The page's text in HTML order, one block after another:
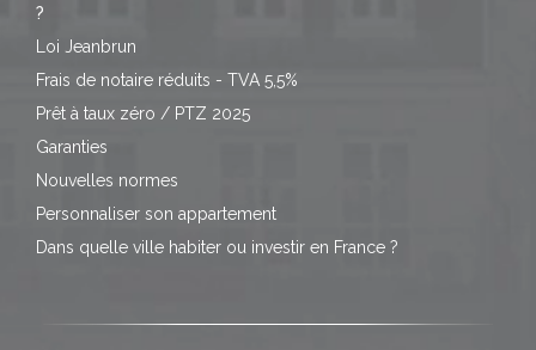
?
Loi Jeanbrun
Frais de notaire réduits - TVA 5,5%
Prêt à taux zéro / PTZ 2025
Garanties
Nouvelles normes
Personnaliser son appartement
Dans quelle ville habiter ou investir en France ?